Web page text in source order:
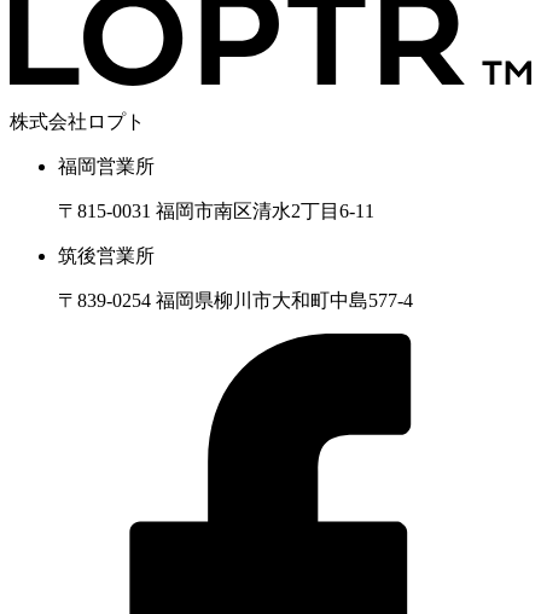
株式会社ロプト
福岡営業所
〒815-0031 福岡市南区清水2丁目6-11
筑後営業所
〒839-0254 福岡県柳川市大和町中島577-4